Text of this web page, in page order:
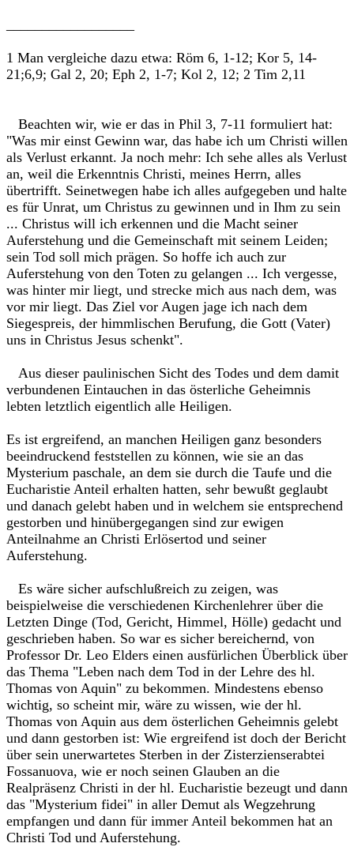
1 Man vergleiche dazu etwa: Röm 6, 1-12; Kor 5, 14-
21;6,9; Gal 2, 20; Eph 2, 1-7; Kol 2, 12; 2 Tim 2,11
Beachten wir, wie er das in Phil 3, 7-11 formuliert hat:
"Was mir einst Gewinn war, das habe ich um Christi willen
als Verlust erkannt. Ja noch mehr: Ich sehe alles als Verlust
an, weil die Erkenntnis Christi, meines Herrn, alles
übertrifft. Seinetwegen habe ich alles aufgegeben und halte
es für Unrat, um Christus zu gewinnen und in Ihm zu sein
... Christus will ich erkennen und die Macht seiner
Auferstehung und die Gemeinschaft mit seinem Leiden;
sein Tod soll mich prägen. So hoffe ich auch zur
Auferstehung von den Toten zu gelangen ... Ich vergesse,
was hinter mir liegt, und strecke mich aus nach dem, was
vor mir liegt. Das Ziel vor Augen jage ich nach dem
Siegespreis, der himmlischen Berufung, die Gott (Vater)
uns in Christus Jesus schenkt".
Aus dieser paulinischen Sicht des Todes und dem damit
verbundenen Eintauchen in das österliche Geheimnis
lebten letztlich eigentlich alle Heiligen.
Es ist ergreifend, an manchen Heiligen ganz besonders
beeindruckend feststellen zu können, wie sie an das
Mysterium paschale, an dem sie durch die Taufe und die
Eucharistie Anteil erhalten hatten, sehr bewußt geglaubt
und danach gelebt haben und in welchem sie entsprechend
gestorben und hinübergegangen sind zur ewigen
Anteilnahme an Christi Erlösertod und seiner
Auferstehung.
Es wäre sicher aufschlußreich zu zeigen, was
beispielweise die verschiedenen Kirchenlehrer über die
Letzten Dinge (Tod, Gericht, Himmel, Hölle) gedacht und
geschrieben haben. So war es sicher bereichernd, von
Professor Dr. Leo Elders einen ausfürlichen Überblick über
das Thema "Leben nach dem Tod in der Lehre des hl.
Thomas von Aquin" zu bekommen. Mindestens ebenso
wichtig, so scheint mir, wäre zu wissen, wie der hl.
Thomas von Aquin aus dem österlichen Geheimnis gelebt
und dann gestorben ist: Wie ergreifend ist doch der Bericht
über sein unerwartetes Sterben in der Zisterzienserabtei
Fossanuova, wie er noch seinen Glauben an die
Realpräsenz Christi in der hl. Eucharistie bezeugt und dann
das "Mysterium fidei" in aller Demut als Wegzehrung
empfangen und dann für immer Anteil bekommen hat an
Christi Tod und Auferstehung.